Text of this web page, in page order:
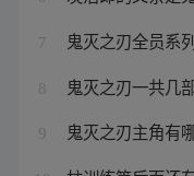
7 鬼灭之刃全员系
8 鬼灭之刃一共几
9 鬼灭之刃主角有